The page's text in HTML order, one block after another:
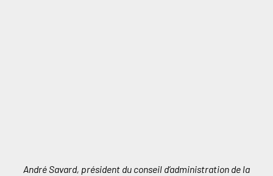
André Savard, président du conseil d’administration de la